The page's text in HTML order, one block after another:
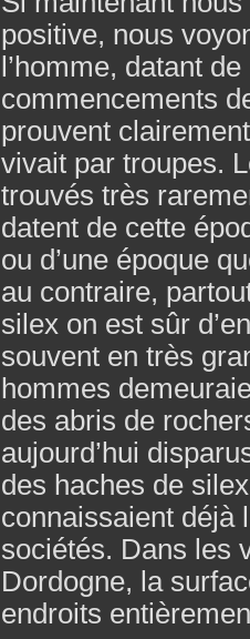
positive, nous
l’homme, datant
commencements
prouvent
vivait par troupes.
trouvés très
datent de cette
ou d’une époque
au contraire,
silex on est sûr
souvent en très
hommes
des abris de
aujourd’hui
des haches de
connaissaient déjà
sociétés. Dans les
Dordogne, la
endroits